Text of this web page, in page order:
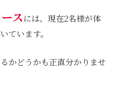
スには、現在2名様が体
ています。
かどうかも正直分かりませ